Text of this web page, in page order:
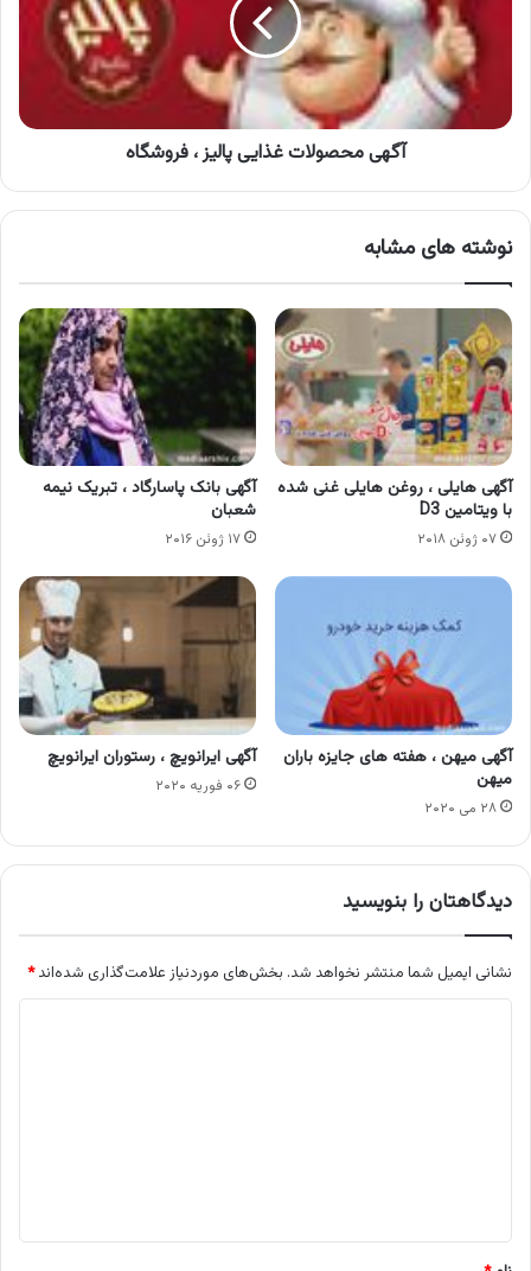
فروشگاه
آگهی محصولات غذایی پالیز ، فروشگاه
نوشته های مشابه
آگهی هایلی ، روغن هایلی غنی شده
با ویتامین D3
۰۷ ژوئن ۲۰۱۸
آگهی بانک پاسارگاد ، تبریک نیمه
شعبان
۱۷ ژوئن ۲۰۱۶
آگهی میهن ، هفته های جایزه باران
میهن
۲۸ می ۲۰۲۰
آگهی ایرانویچ ، رستوران ایرانویچ
۰۶ فوریه ۲۰۲۰
دیدگاهتان را بنویسید
نشانی ایمیل شما منتشر نخواهد شد. بخش‌های موردنیاز علامت‌گذاری شده‌اند*